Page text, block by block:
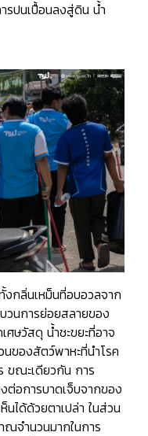
รปนเปื้อนลงสู่ดิน น้ำ
งกลิ่นเหม็นที่อบอวลจาก
วนการย่อยสลายของ
ศษวัสดุ น้ำชะขยะที่อาจ
ของสัตว์พาหะที่นำโรค
ขณะเดียวกัน การ
ต่อการบาดเจ็บจากของ
นได้ด้วยตาเปล่า ในส่วน
ณจำนวนมากในการ